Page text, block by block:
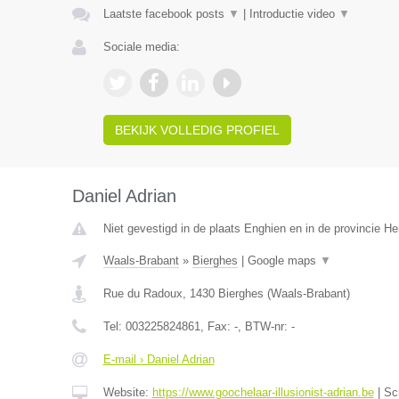
Laatste facebook posts ▼ Introductie video ▼
Sociale media:
BEKIJK VOLLEDIG PROFIEL
Daniel Adrian
Niet gevestigd in de plaats Enghien en in de provincie
Waals-Brabant» Bierghes Google maps ▼
Rue du Radoux, 1430 Bierghes (Waals-Brabant)
Tel: 003225824861, Fax: -, BTW-nr: -
E-mail › Daniel Adrian
Website: https://www.goochelaar-illusionist-adrian.be|